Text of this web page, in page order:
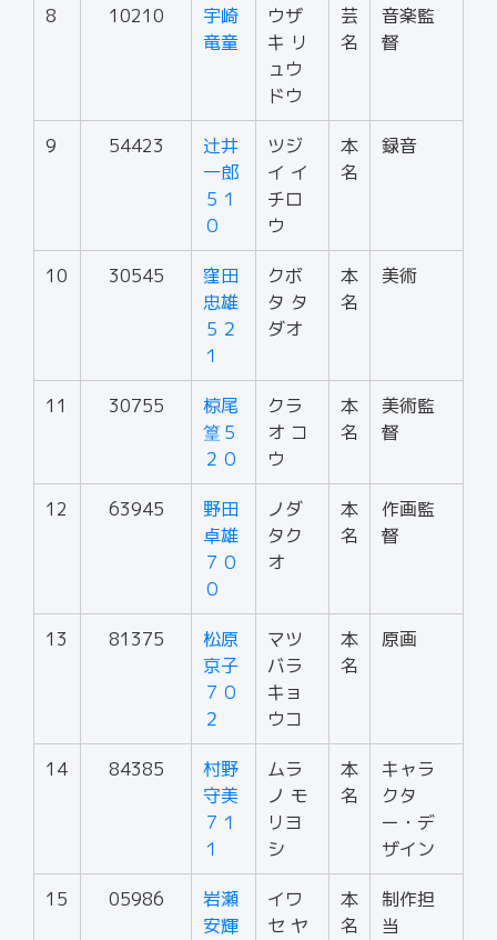
8 10210
宇崎
竜童
ウザ
キ リ
ュウ
ドウ
芸
名
音楽監
督
9 54423
辻井
一郎
５１
０
ツジ
イ イ
チロ
ウ
本
名
録音
10 30545
窪田
忠雄
５２
１
クボ
タ タ
ダオ
本
名
美術
11 30755
椋尾
篁５
２０
クラ
オ コ
ウ
本
名
美術監
督
12 63945
野田
卓雄
７０
０
ノダ
タク
オ
本
名
作画監
督
13 81375
松原
京子
７０
２
マツ
バラ
キョ
ウコ
本
名
原画
14 84385
村野
守美
７１
１
ムラ
ノ モ
リヨ
シ
本
名
キャラ
クタ
ー・デ
ザイン
15 05986
岩瀬
安輝
イワ
セ ヤ
本
名
制作担
当